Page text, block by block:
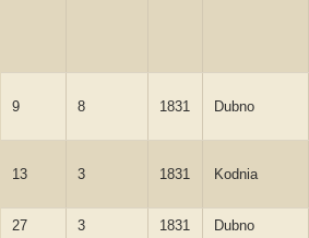
9 8 1831 Dubno
13 3 1831 Kodnia
27 3 1831 Dubno